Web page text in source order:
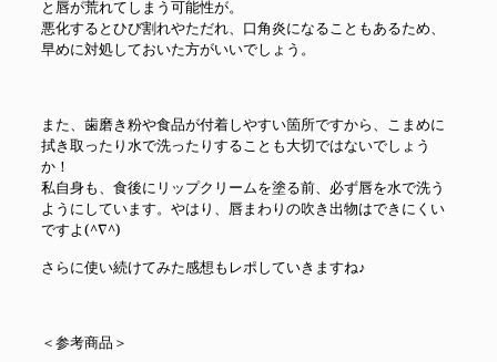
と唇が荒れてしまう可能性が。
悪化するとひび割れやただれ、口角炎になることもあるため、
早めに対処しておいた方がいいでしょう。
また、歯磨き粉や食品が付着しやすい箇所ですから、こまめに
拭き取ったり水で洗ったりすることも大切ではないでしょう
か！
私自身も、食後にリップクリームを塗る前、必ず唇を水で洗う
ようにしています。やはり、唇まわりの吹き出物はできにくい
ですよ(^∇^)
さらに使い続けてみた感想もレポしていきますね♪
＜参考商品＞